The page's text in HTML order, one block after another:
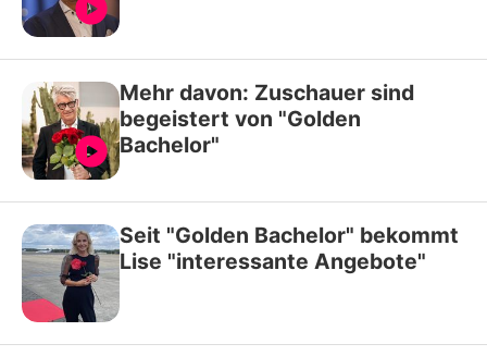
Mehr davon: Zuschauer sind
begeistert von "Golden
Bachelor"
Seit "Golden Bachelor" bekommt
Lise "interessante Angebote"